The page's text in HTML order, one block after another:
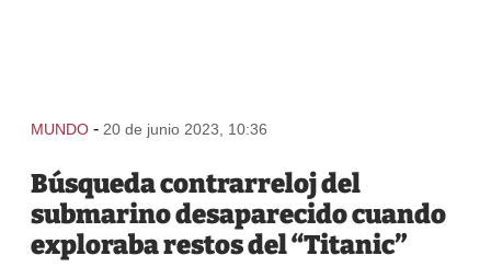
MUNDO - 20 de junio 2023, 10:36
Búsqueda contrarreloj del
submarino desaparecido cuando
exploraba restos del “Titanic”